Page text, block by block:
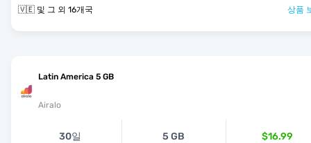
🇻🇪 및 그 외 16개국 상품
Latin America 5 GB
Airalo
30일 5 GB $16.99